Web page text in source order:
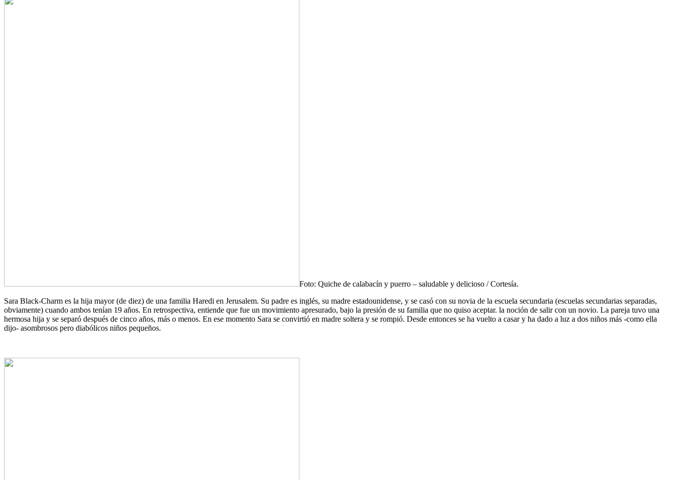
Foto: Quiche de calabacín y puerro – saludable y delicioso / Cortesía.
Sara Black-Charm es la hija mayor (de diez) de una familia Haredi en Jerusalem. Su padre es inglés, su madre estadounidense, y se casó con su novia de la escuela secundaria (escuelas secundarias separadas,
obviamente) cuando ambos tenían 19 años. En retrospectiva, entiende que fue un movimiento apresurado, bajo la presión de su familia que no quiso aceptar. la noción de salir con un novio. La pareja tuvo una
hermosa hija y se separó después de cinco años, más o menos. En ese momento Sara se convirtió en madre soltera y se rompió. Desde entonces se ha vuelto a casar y ha dado a luz a dos niños más -como ella
dijo- asombrosos pero diabólicos niños pequeños.